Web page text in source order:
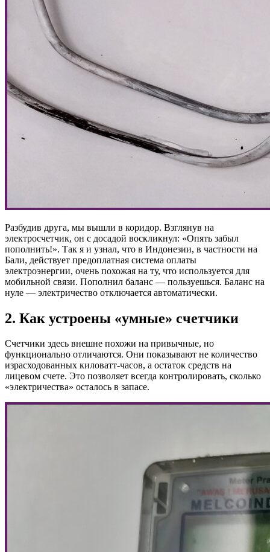
Разбудив друга, мы вышли в коридор. Взглянув на
электросчетчик, он с досадой воскликнул: «Опять забыл
пополнить!». Так я и узнал, что в Индонезии, в частности на
Бали, действует предоплатная система оплаты
электроэнергии, очень похожая на ту, что используется для
мобильной связи. Пополнил баланс — пользуешься. Баланс на
нуле — электричество отключается автоматически.
2. Как устроены «умные» счетчики
Счетчики здесь внешне похожи на привычные, но
функционально отличаются. Они показывают не количество
израсходованных киловатт-часов, а остаток средств на
лицевом счете. Это позволяет всегда контролировать, сколько
«электричества» осталось в запасе.